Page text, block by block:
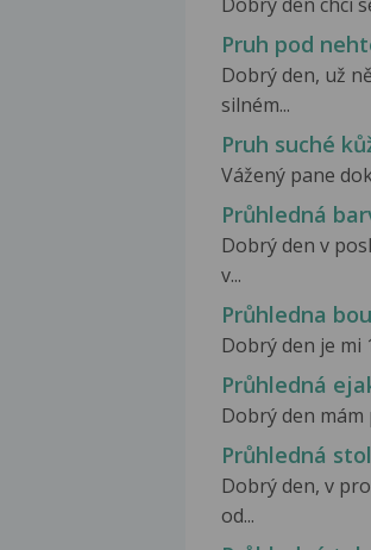
Pruh pod
Dobrý den, už
silném...
Pruh suché
Vážený pane
Průhledná
Dobrý den v
v...
Průhledna
Dobrý den je mi
Průhledná
Dobrý den mám
Průhledná
Dobrý den, v
od...